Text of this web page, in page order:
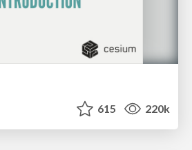
615 220k